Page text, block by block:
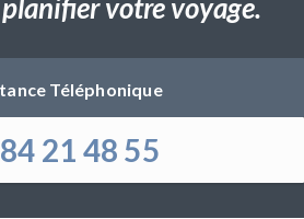
votre voyage.
Téléphonique
21 48 55